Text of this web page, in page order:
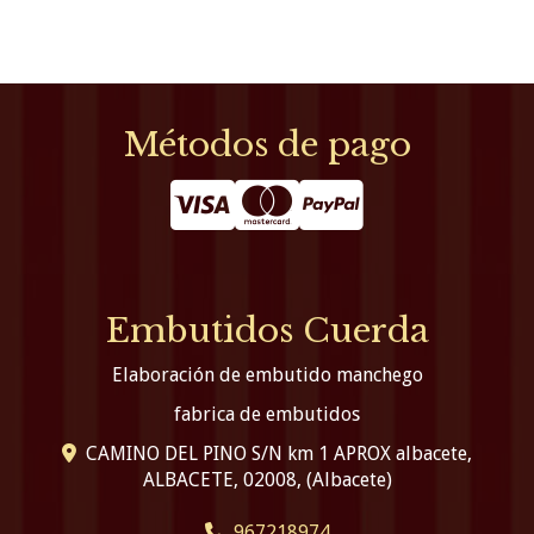
Métodos de pago
Embutidos Cuerda
Elaboración de embutido manchego
fabrica de embutidos
CAMINO DEL PINO S/N km 1 APROX albacete,
ALBACETE, 02008, (Albacete)